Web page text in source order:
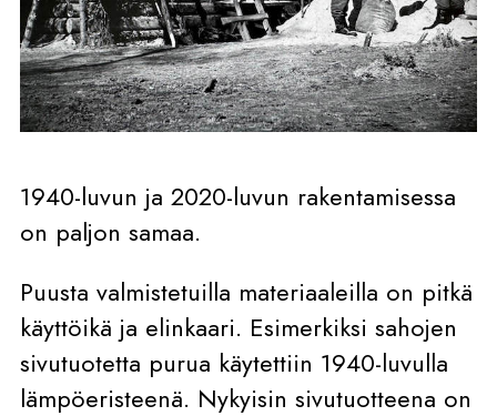
1940-luvun ja 2020-luvun rakentamisessa
on paljon samaa.
Puusta valmistetuilla materiaaleilla on pitkä
käyttöikä ja elinkaari. Esimerkiksi sahojen
sivutuotetta purua käytettiin 1940-luvulla
lämpöeristeenä. Nykyisin sivutuotteena on